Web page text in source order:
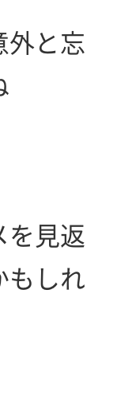
外と忘
を見返
もしれ